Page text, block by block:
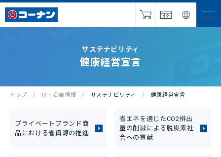
採用情報
NEWS
サステナビリティ
健康経営宣言
トップ IR・企業情報 サステナビリティ 健康経営宣言
プライベートブランド商
品における省資源の推進
省エネを通じたCO2排出
量の削減による脱炭素社
会への貢献